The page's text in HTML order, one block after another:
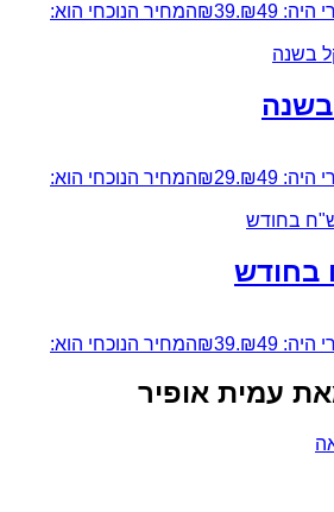
₪49.
₪39
המחיר הנוכחי הוא:
בשנה
₪49.
₪29
המחיר הנוכחי הוא:
₪49.
₪39
המחיר הנוכחי הוא:
עמית אופיר